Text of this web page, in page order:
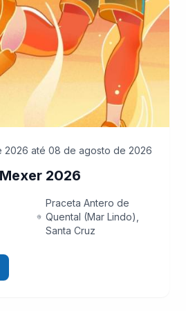
2026 até 08 de agosto de 2026
2026
Praceta Antero de
Quental (Mar Lindo),
Santa Cruz